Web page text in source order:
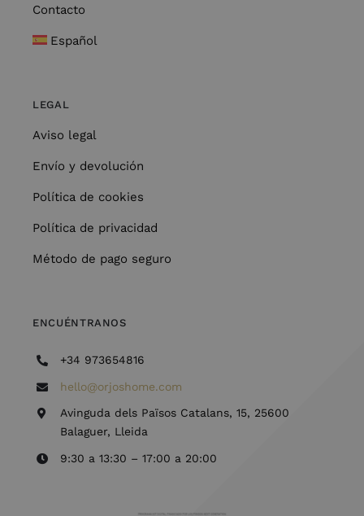
Contacto
Español
LEGAL
Aviso legal
Envío y devolución
Política de cookies
Política de privacidad
Método de pago seguro
ENCUÉNTRANOS
+34 973654816
hello@orjoshome.com
Avinguda dels Països Catalans, 15, 25600
Balaguer, Lleida
9:30 a 13:30 – 17:00 a 20:00